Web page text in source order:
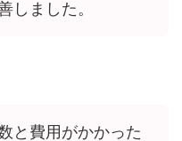
しました。
と費用がかかった